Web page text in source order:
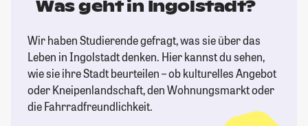
Was geht in Ingolstadt?
Wir haben Studierende gefragt, was sie über das
Leben in Ingolstadt denken. Hier kannst du sehen,
wie sie ihre Stadt beurteilen – ob kulturelles Angebot
oder Kneipenlandschaft, den Wohnungsmarkt oder
die Fahrradfreundlichkeit.